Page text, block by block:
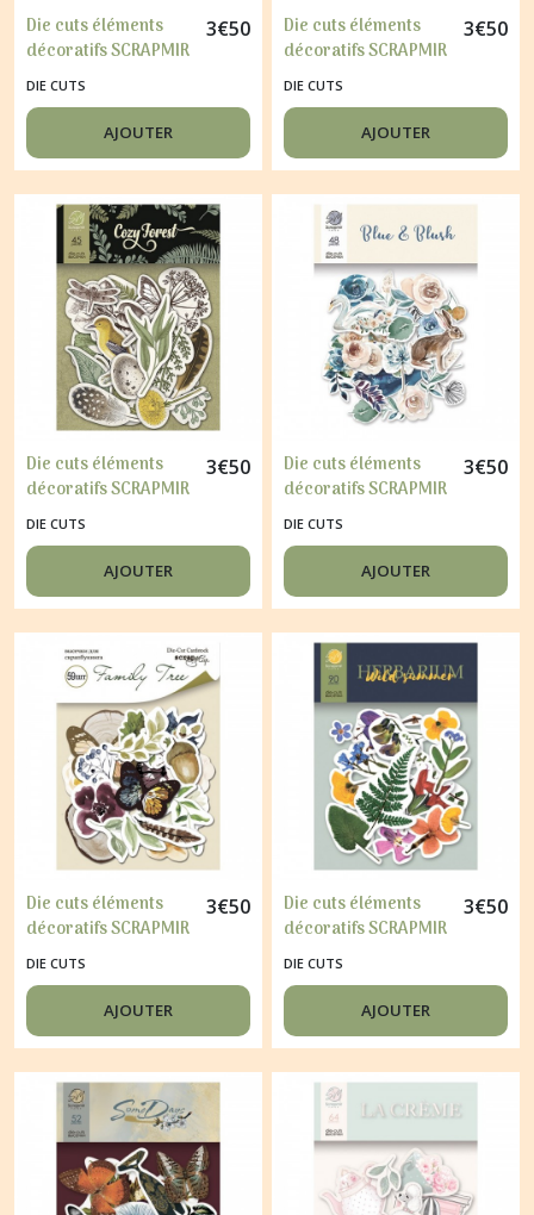
Die cuts éléments
décoratifs SCRAPMIR
49 pièces DELICIOUS
RECIPES
3€50
DIE CUTS
AJOUTER
Die cuts éléments
décoratifs SCRAPMIR
45 pièces CHARMING
3€50
DIE CUTS
AJOUTER
Die cuts éléments
décoratifs SCRAPMIR
45 pièces COZY
FOREST
3€50
DIE CUTS
AJOUTER
Die cuts éléments
décoratifs SCRAPMIR
48 pièces BLUE &
BLUSH
3€50
DIE CUTS
AJOUTER
Die cuts éléments
décoratifs SCRAPMIR
59 pièces FAMILY
TREE
3€50
DIE CUTS
AJOUTER
Die cuts éléments
décoratifs SCRAPMIR
90 pièces
HERBARIUM WILD
SUMMER
3€50
DIE CUTS
AJOUTER